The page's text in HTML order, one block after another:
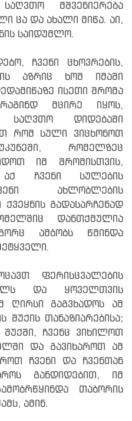
მშვენიერება
ცა და ახალი მიწა. აი,
საიდუმლო.
ჩვენი ცხოვრების,
აზრიც ხომ იმაში
ისეთი შრომა
მცირე იყოს,
საღვთო დიდებაში
რომ სული ვიცხონოთ
რომელზეც
იმ შრომისთვის,
ჩვენი სულების
ახლობლების
გადასარჩენად
დანთქმულია
ამბობს წმინდა
ფერისცვალების
და ყოველთვის
გაგვხადოს ამ
შუქის თანაზიარებისა;
ჩვენც ვიხილოთ
და გავიხაროთ ამ
ჩვენი და ჩვენთან
განდიდებით, იმ
თაბორის
ამინ.